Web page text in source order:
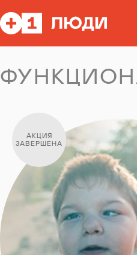
АКЦИЯ
ЗАВЕРШЕНА